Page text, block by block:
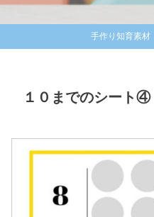
手作り知育素
１０までのシート④